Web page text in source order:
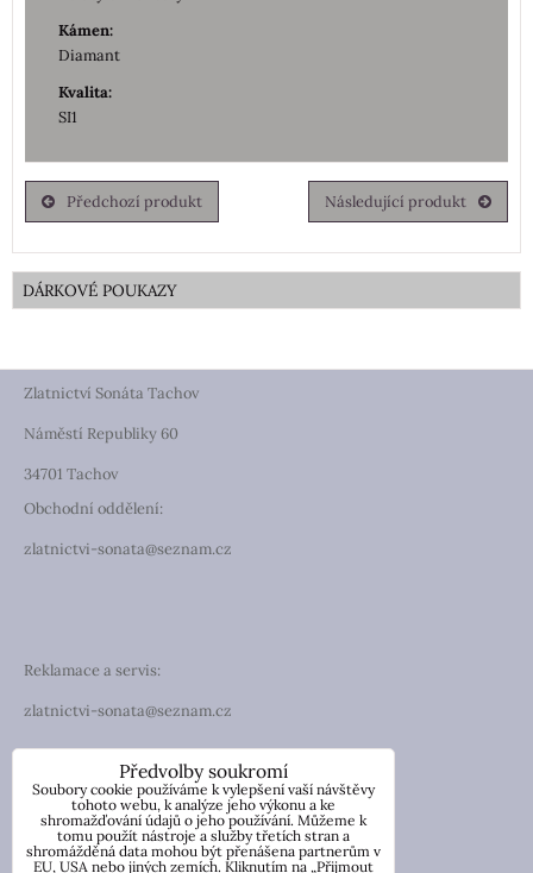
Kámen:
Diamant
Kvalita:
SI1
Předchozí produkt Následující produkt
DÁRKOVÉ POUKAZY
Zlatnictví Sonáta Tachov
Náměstí Republiky 60
34701 Tachov
Obchodní oddělení:
zlatnictvi-sonata@seznam.cz
Reklamace a servis:
zlatnictvi-sonata@seznam.cz
TELEFON
Telefon: +420 774 194 130
IČO: 13854976
DIČ: CZ7057181846
Předvolby soukromí
Soubory cookie používáme k vylepšení vaší návštěvy
tohoto webu, k analýze jeho výkonu a ke
shromažďování údajů o jeho používání. Můžeme k
tomu použít nástroje a služby třetích stran a
shromážděná data mohou být přenášena partnerům v
EU, USA nebo jiných zemích. Kliknutím na „Přijmout